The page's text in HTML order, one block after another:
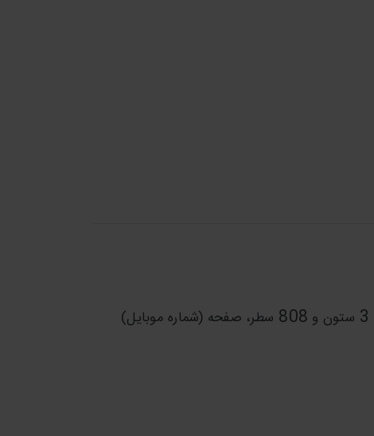
3 ستون و 808 سطر، صفحه (شماره موبایل)